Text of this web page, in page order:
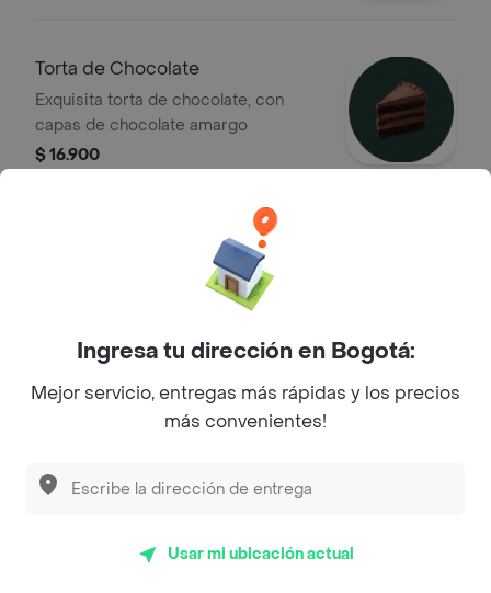
Torta de Chocolate
Exquisita torta de chocolate, con
capas de chocolate amargo
$ 16.900
Pastel de limón con glaseado dulce
Rollo de Canela
Exquisito rollo francés relleno de
$ 10.500
Croissant de Mantequilla
Ingresa tu dirección en Bogotá:
Mejor servicio, entregas más rápidas y los precios
más convenientes!
Usar mi ubicación actual